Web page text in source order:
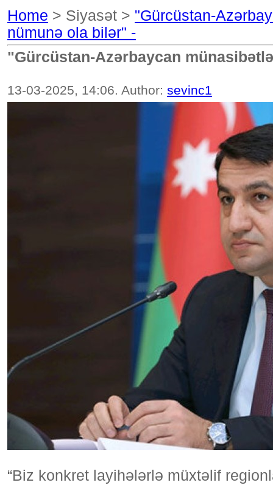
Home > Siyasət > "Gürcüstan-
nümunə ola bilər" -
"Gürcüstan-Azərbaycan
13-03-2025, 14:06. Author: sevinc1
“Biz konkret layihələrlə müxtəlif